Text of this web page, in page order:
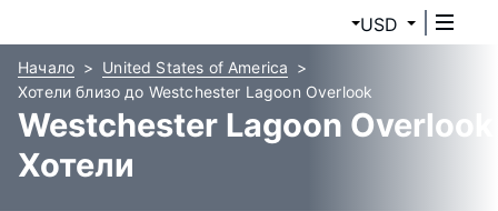
USD
Начало
United States of America
Хотели близо до Westchester Lagoon Overlook
Westchester Lagoon Overlook
Хотели